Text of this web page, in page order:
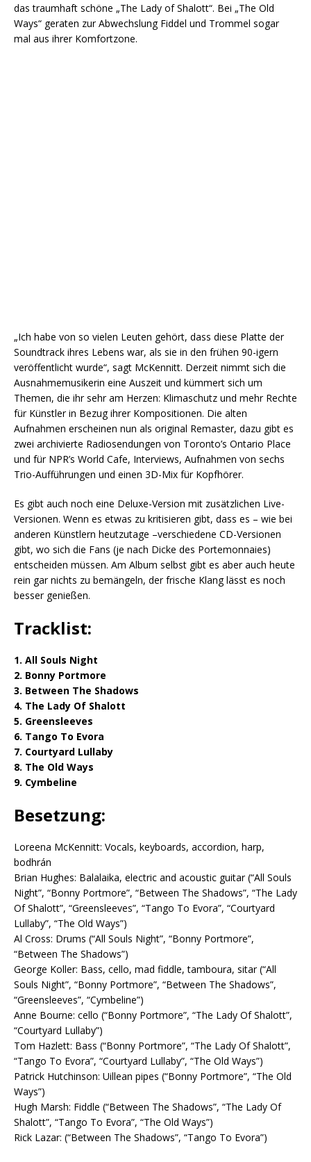
das traumhaft schöne „The Lady of Shalott“. Bei „The Old
Ways“ geraten zur Abwechslung Fiddel und Trommel sogar
mal aus ihrer Komfortzone.
„Ich habe von so vielen Leuten gehört, dass diese Platte der
Soundtrack ihres Lebens war, als sie in den frühen 90-igern
veröffentlicht wurde“, sagt McKennitt. Derzeit nimmt sich die
Ausnahmemusikerin eine Auszeit und kümmert sich um
Themen, die ihr sehr am Herzen: Klimaschutz und mehr Rechte
für Künstler in Bezug ihrer Kompositionen. Die alten
Aufnahmen erscheinen nun als original Remaster, dazu gibt es
zwei archivierte Radiosendungen von Toronto’s Ontario Place
und für NPR’s World Cafe, Interviews, Aufnahmen von sechs
Trio-Aufführungen und einen 3D-Mix für Kopfhörer.
Es gibt auch noch eine Deluxe-Version mit zusätzlichen Live-
Versionen. Wenn es etwas zu kritisieren gibt, dass es – wie bei
anderen Künstlern heutzutage –verschiedene CD-Versionen
gibt, wo sich die Fans (je nach Dicke des Portemonnaies)
entscheiden müssen. Am Album selbst gibt es aber auch heute
rein gar nichts zu bemängeln, der frische Klang lässt es noch
besser genießen.
Tracklist:
1. All Souls Night
2. Bonny Portmore
3. Between The Shadows
4. The Lady Of Shalott
5. Greensleeves
6. Tango To Evora
7. Courtyard Lullaby
8. The Old Ways
9. Cymbeline
Besetzung:
Loreena McKennitt: Vocals, keyboards, accordion, harp,
bodhrán
Brian Hughes: Balalaika, electric and acoustic guitar (“All Souls
Night”, “Bonny Portmore”, “Between The Shadows”, “The Lady
Of Shalott”, “Greensleeves”, “Tango To Evora”, “Courtyard
Lullaby”, “The Old Ways”)
Al Cross: Drums (“All Souls Night”, “Bonny Portmore”,
“Between The Shadows”)
George Koller: Bass, cello, mad fiddle, tamboura, sitar (“All
Souls Night”, “Bonny Portmore”, “Between The Shadows”,
“Greensleeves”, “Cymbeline”)
Anne Bourne: cello (“Bonny Portmore”, “The Lady Of Shalott”,
“Courtyard Lullaby”)
Tom Hazlett: Bass (“Bonny Portmore”, “The Lady Of Shalott”,
“Tango To Evora”, “Courtyard Lullaby”, “The Old Ways”)
Patrick Hutchinson: Uillean pipes (“Bonny Portmore”, “The Old
Ways”)
Hugh Marsh: Fiddle (“Between The Shadows”, “The Lady Of
Shalott”, “Tango To Evora”, “The Old Ways”)
Rick Lazar: (“Between The Shadows”, “Tango To Evora”)